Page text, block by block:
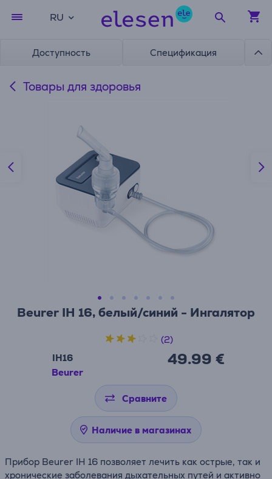
RU
Доступность Спецификация
Товары для здоровья
Beurer IH 16, белый/синий - Ингалятор
IH16
Beurer
49.99 €
(2)
Сравните
Наличие в магазинах
Прибор Beurer IH 16 позволяет лечить как острые, так и
хронические заболевания дыхательных путей и активно